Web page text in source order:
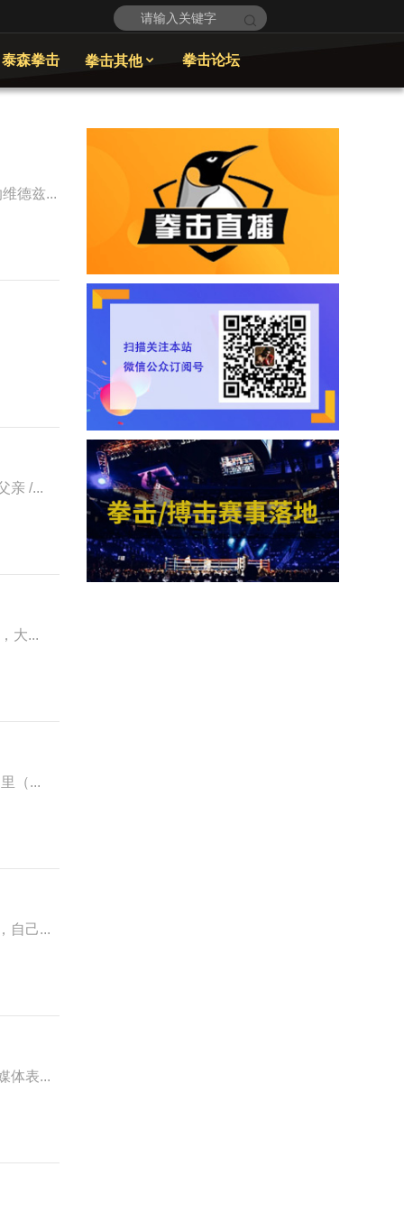
泰森拳击 拳击其他 拳击论坛
德兹...
亲 /...
大...
（...
自己...
体表...